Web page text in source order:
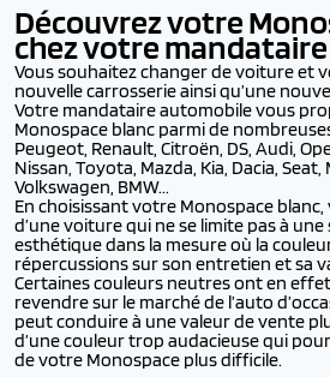
Découvrez votre
chez votre
Vous souhaitez changer de voiture et
nouvelle carrosserie ainsi qu’une
Votre mandataire automobile vous
Monospace blanc parmi de
Peugeot, Renault, Citroën, DS, Audi,
Nissan, Toyota, Mazda, Kia, Dacia, Seat,
Volkswagen, BMW...
En choisissant votre Monospace
d’une voiture qui ne se limite pas à
esthétique dans la mesure où la
répercussions sur son entretien et sa
Certaines couleurs neutres ont en
revendre sur le marché de l’auto
peut conduire à une valeur de vente
d’une couleur trop audacieuse qui
de votre Monospace plus difficile.